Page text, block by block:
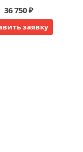
36 750 ₽
заявку